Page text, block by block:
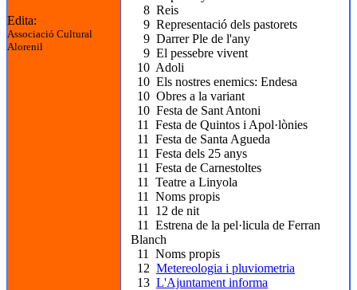
Edita:
Associació Cultural
Alorenil
8 Reis
9 Representació dels pastorets
9 Darrer Ple de l'any
9 El pessebre vivent
10 Adoli
10 Els nostres enemics: Endesa
10 Obres a la variant
10 Festa de Sant Antoni
11 Festa de Quintos i Apol·lònies
11 Festa de Santa Agueda
11 Festa dels 25 anys
11 Festa de Carnestoltes
11 Teatre a Linyola
11 Noms propis
11 12 de nit
11 Estrena de la pel·licula de Ferran
Blanch
11 Noms propis
12 Metereologia i pluviometria
13 L'Ajuntament informa